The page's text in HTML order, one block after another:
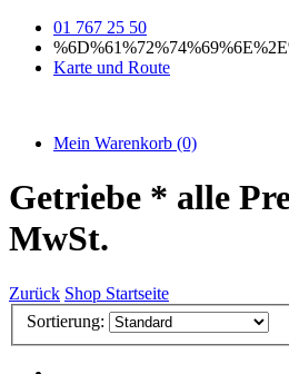
01 767 25 50
Karte und Route
Mein Warenkorb (0)
Getriebe * alle
MwSt.
Zurück Shop Startseite
Sortierung: